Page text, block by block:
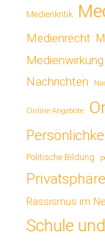
Medienkritik
Medienrecht
Medienwirkung
Nachrichten
Online-Angebote
Politische Bildung
Privatsphäre
Rassismus im
Schule